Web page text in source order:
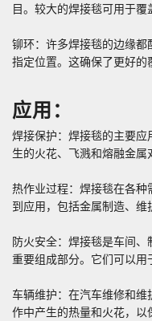
目。较大的焊接毯可用于覆
铆环：许多焊接毯的边缘
指定位置。这确保了更好的
应用：
焊接保护：焊接毯的主要
生的火花、飞溅和熔融金属
热作业过程：焊接毯在各
到应用，包括金属制造、维
防火安全：焊接毯是车间
重要组成部分。它们可以用
车辆维护：在汽车维修和
作中产生的热量和火花，以